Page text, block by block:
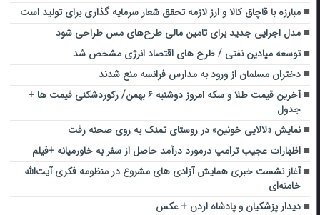
مبارزه با قاچاق کالا و ارز لازمه تحقق شعار سرمایه گذاری برای تولید است
مدل اجرایی جدید برای تامین مالی طرح‌های مس طراحی شود
توسعه میادین نفتی / طرح های اقتصاد انرژی مشخص شد
دختران مسلمان از ورود به مدارس فرانسه منع شدند
آخرین قیمت طلا و سکه امروز دوشنبه ۶ بهمن/ رکوردشکنی قیمت ها +
جدول
نمایش «لالایی خونین» در روستای تمنک به روی صحنه رفت
اظهارات عجیب ترامپ درمورد درآمد حاصل از سفر به خاورمیانه +فیلم
آغاز نشست خبری همایش آزادی های مشروع در منظومه فکری آیت‌الله
خامنه‌ای
دیدار پزشکیان و پادشاه اردن + عکس